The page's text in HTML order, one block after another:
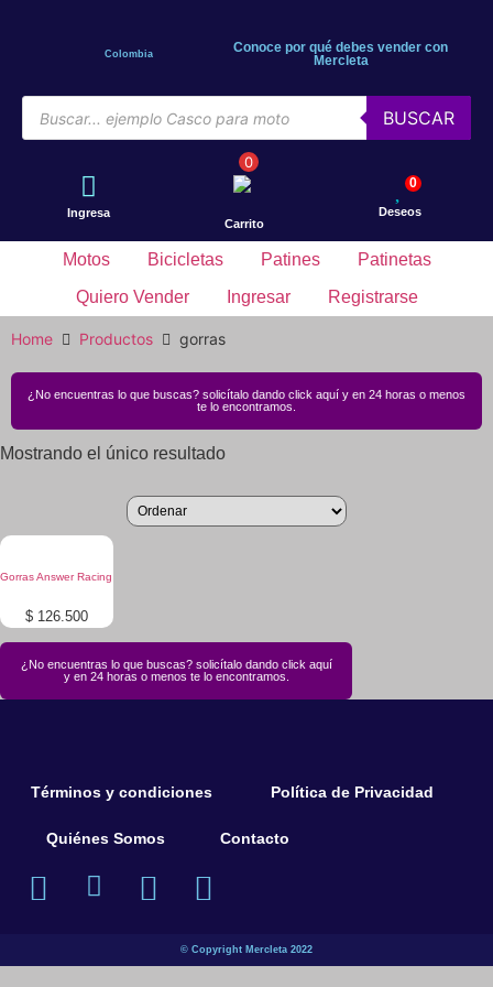
Colombia
Conoce por qué debes vender con
Mercleta
BUSCAR
Ingresa
0
Carrito
Deseos
0
Motos Bicicletas Patines
Patinetas
Quiero Vender
Ingresar Registrarse
Home Productos gorras
¿No encuentras lo que buscas? solicítalo dando click aquí y en 24 horas o menos
te lo encontramos.
Mostrando el único resultado
Gorras Answer Racing
$126.500
¿No encuentras lo que buscas? solicítalo dando click aquí
y en 24 horas o menos te lo encontramos.
Términos y condiciones Política de Privacidad
Quiénes Somos Contacto
© Copyright Mercleta 2022